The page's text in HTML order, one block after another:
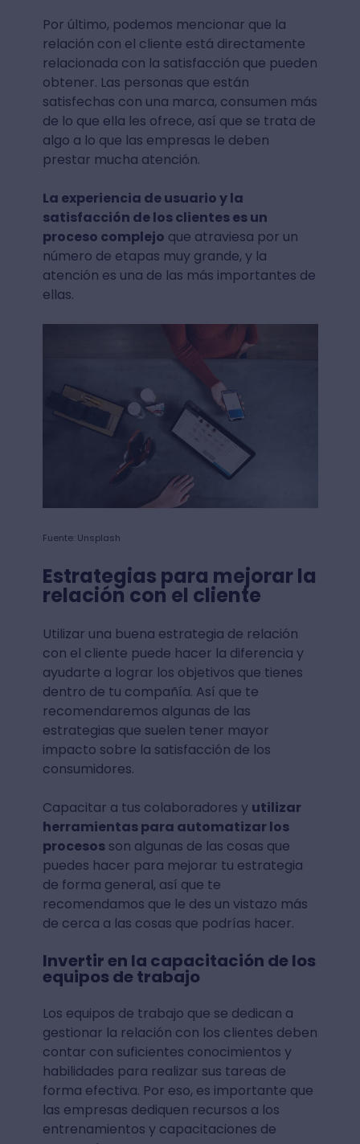
Por último, podemos mencionar que la
relación con el cliente está directamente
relacionada con la satisfacción que pueden
obtener. Las personas que están
satisfechas con una marca, consumen más
de lo que ella les ofrece, así que se trata de
algo a lo que las empresas le deben
prestar mucha atención.
La experiencia de usuario y la
satisfacción de los clientes es un
proceso complejo que atraviesa por un
número de etapas muy grande, y la
atención es una de las más importantes de
ellas.
Fuente: Unsplash
Estrategias para mejorar la
relación con el cliente
Utilizar una buena estrategia de relación
con el cliente puede hacer la diferencia y
ayudarte a lograr los objetivos que tienes
dentro de tu compañía. Así que te
recomendaremos algunas de las
estrategias que suelen tener mayor
impacto sobre la satisfacción de los
consumidores.
Capacitar a tus colaboradores y utilizar
herramientas para automatizar los
procesosson algunas de las cosas que
puedes hacer para mejorar tu estrategia
de forma general, así que te
recomendamos que le des un vistazo más
de cerca a las cosas que podrías hacer.
Invertir en la capacitación de los
equipos de trabajo
Los equipos de trabajo que se dedican a
gestionar la relación con los clientes deben
contar con suficientes conocimientos y
habilidades para realizar sus tareas de
forma efectiva. Por eso, es importante que
las empresas dediquen recursos a los
entrenamientos y capacitaciones de